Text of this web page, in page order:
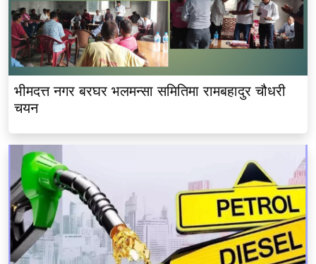
भीमदत्त नगर बरघर भलमन्सा समितिमा रामबहादुर चौधरी
चयन